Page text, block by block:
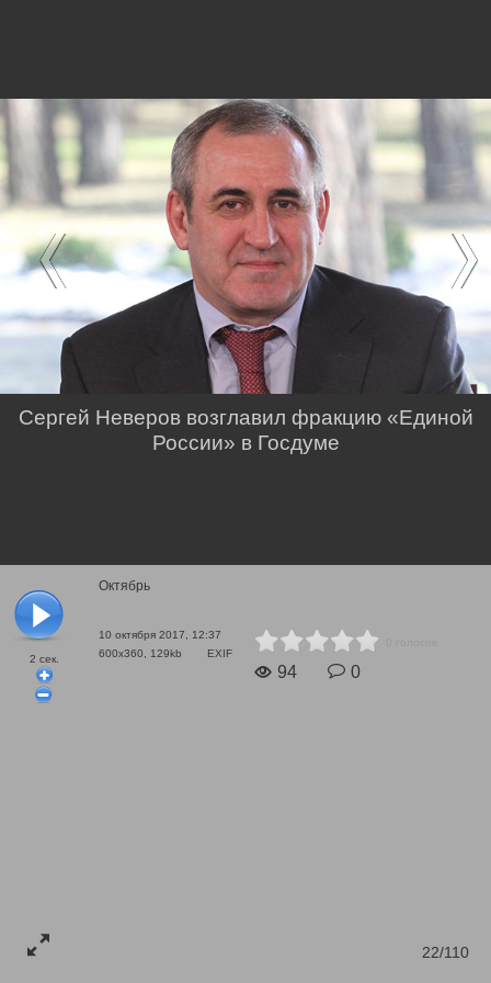
2 сек.
Октябрь
10 октября 2017, 12:37
600x360, 129kb
EXIF
94 0
22/110
Сергей Неверов возглавил фракцию «Единой
России» в Госдуме